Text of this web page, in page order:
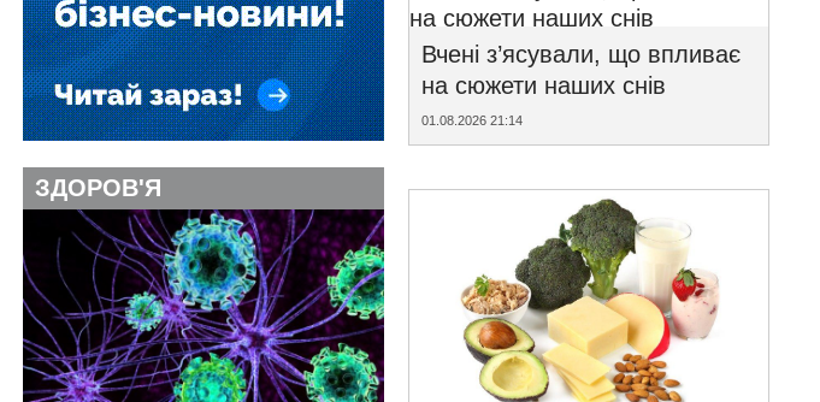
ЗДОРОВ'Я
Вчені з’ясували, що впливає
на сюжети наших снів
01.08.2026 21:14